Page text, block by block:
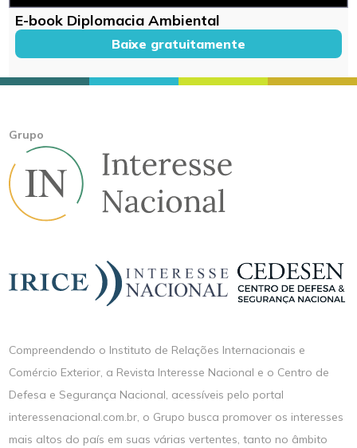
E-book Diplomacia Ambiental
Baixe gratuitamente
Grupo
Compreendendo o Instituto de Relações Internacionais e
Comércio Exterior, a Revista Interesse Nacional e o Centro de
Defesa e Segurança Nacional, acessíveis pelo portal
interessenacional.com.br, o Grupo busca promover os interesses
mais altos do país em suas várias vertentes, tanto no âmbito